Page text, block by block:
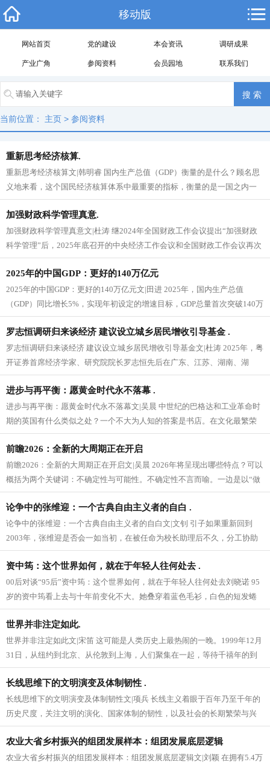
移动版
网站首页 党的建设 本会资讯 调研成果
产业广角 参阅资料 会员园地 联系我们
当前位置： 主页 > 参阅资料
重新思考经济核算.
重新思考经济核算文|韩明睿 国内生产总值（GDP）衡量的是什么？顾名思
义地来看，这个国民经济核算体系中最重要的指标，衡量的是一国之内一
段时间里经济活动的总产出。...
加强财政科学管理真意.
加强财政科学管理真意文|杜涛 继2024年全国财政工作会议提出“加强财政
科学管理”后，2025年底召开的中央经济工作会议和全国财政工作会议再次
提及这一要求。这意...
2025年的中国GDP：更好的140万亿元
2025年的中国GDP：更好的140万亿元文|田进 2025年，国内生产总值
（GDP）同比增长5%，实现年初设定的增速目标，GDP总量首次突破140万
亿元。按年...
罗志恒调研归来谈经济 建议设立城乡居民增收引导基金 .
罗志恒调研归来谈经济 建议设立城乡居民增收引导基金文|杜涛 2025年，粤
开证券首席经济学家、研究院院长罗志恒先后在广东、江苏、湖南、湖
北、云南等省份进行了调研...
进步与再平衡：愿黄金时代永不落幕 .
进步与再平衡：愿黄金时代永不落幕文|吴晨 中世纪的巴格达和工业革命时
期的英国有什么类似之处？一个不大为人知的答案是书店。在文化最繁荣
时，巴格达拥有600多家书店...
前瞻2026：全新的大周期正在开启
前瞻2026：全新的大周期正在开启文|吴晨 2026年将呈现出哪些特点？可以
概括为两个关键词：不确定性与可能性。不确定性不言而喻。一边是以“做
交易”为行事逻辑的...
论争中的张维迎：一个古典自由主义者的自白 .
论争中的张维迎：一个古典自由主义者的自白文|文钊 引子如果重新回到
2003年，张维迎是否会一如当初，在被任命为校长助理后不久，分工协助
人事工作的第三天就提交一份...
资中筠：这个世界如何，就在于年轻人往何处去 .
00后对谈“95后”资中筠：这个世界如何，就在于年轻人往何处去刘晓诺 95
岁的资中筠看上去与十年前变化不大。她叠穿着蓝色毛衫，白色的短发蜷
曲蓬松，脸颊饱满，手指...
世界并非注定如此.
世界并非注定如此文|宋笛 这可能是人类历史上最热闹的一晚。1999年12月
31日，从纽约到北京、从伦敦到上海，人们聚集在一起，等待千禧年的到
来。这是新世纪的开端...
长线思维下的文明演变及体制韧性 .
长线思维下的文明演变及体制韧性文|项兵 长线主义着眼于百年乃至千年的
历史尺度，关注文明的演化、国家体制的韧性，以及社会的长期繁荣与兴
盛。然而在现实中，尽管部分决...
农业大省乡村振兴的组团发展样本：组团发展底层逻辑
农业大省乡村振兴的组团发展样本：组团发展底层逻辑文|刘颖 在拥有5.4万